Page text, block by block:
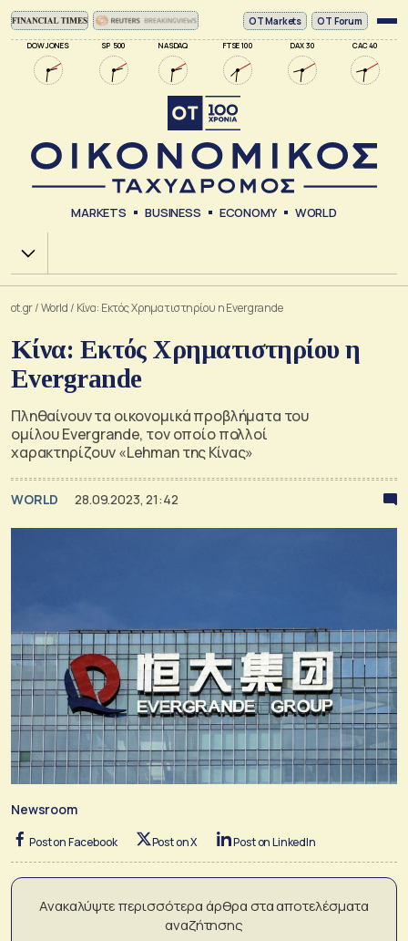
DOW JONES SP 500 NASDAQ FTSE 100 DAX 30 CAC 40
ΟΤ Markets OT Forum
MARKETS BUSINESS ECONOMY WORLD
Χ.Α.
ot.gr/World / Κίνα: Εκτός Χρηματιστηρίου η Evergrande
Κίνα: Εκτός Χρηματιστηρίου η
Evergrande
Πληθαίνουν τα οικονομικά προβλήματα του
ομίλου Evergrande, τον οποίο πολλοί
χαρακτηρίζουν «Lehman της Κίνας»
WORLD 28.09.2023, 21:42
Newsroom
Post on Facebook Post on X Post on LinkedIn
Ανακαλύψτε περισσότερα άρθρα στα αποτελέσματα
αναζήτησης